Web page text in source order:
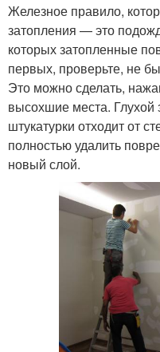
Железное правило,
затопления — это
которых затопленные
первых, проверьте, не
Это можно сделать,
высохшие места. Глухой
штукатурки отходит от
полностью удалить
новый слой.